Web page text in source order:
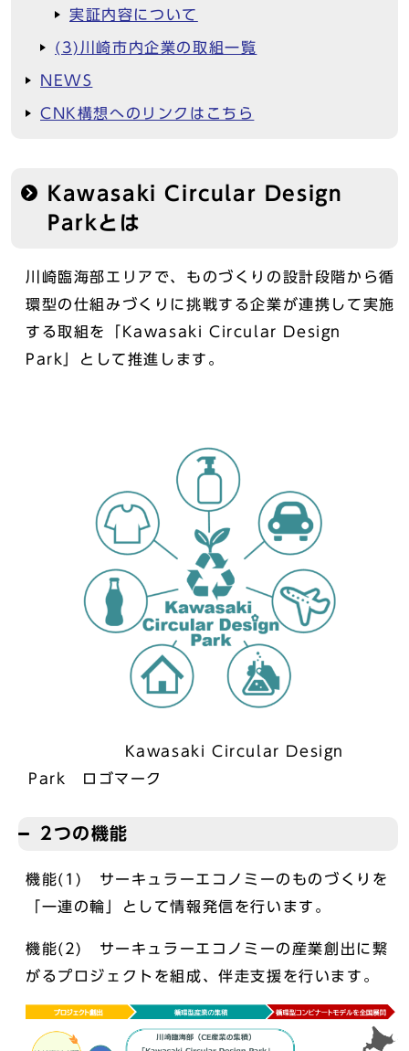
実証内容について
(3)川崎市内企業の取組一覧
NEWS
CNK構想へのリンクはこちら
Kawasaki Circular Design
Parkとは
川崎臨海部エリアで、ものづくりの設計段階から循
環型の仕組みづくりに挑戦する企業が連携して実施
する取組を「Kawasaki Circular Design
Park」として推進します。
Kawasaki Circular Design
Park ロゴマーク
2つの機能
機能(1) サーキュラーエコノミーのものづくりを
「一連の輪」として情報発信を行います。
機能(2) サーキュラーエコノミーの産業創出に繋
がるプロジェクトを組成、伴走支援を行います。